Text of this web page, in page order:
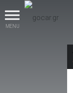
MENU